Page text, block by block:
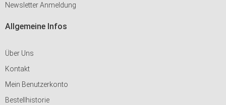
Newsletter Anmeldung
Allgemeine Infos
Über Uns
Kontakt
Mein Benutzerkonto
Bestellhistorie